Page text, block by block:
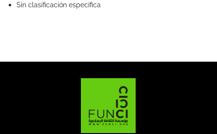
Sin clasificación específica